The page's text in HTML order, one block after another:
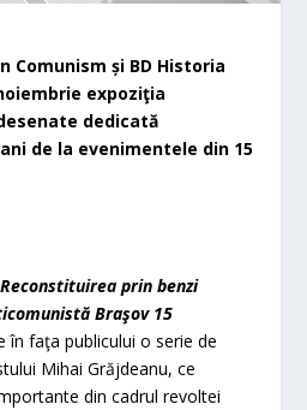
Comunism și BD Historia
expoziţia
dedicată
de la evenimentele din 15
prin benzi
Braşov 15
în faţa publicului o serie de
Mihai Grăjdeanu, ce
din cadrul revoltei